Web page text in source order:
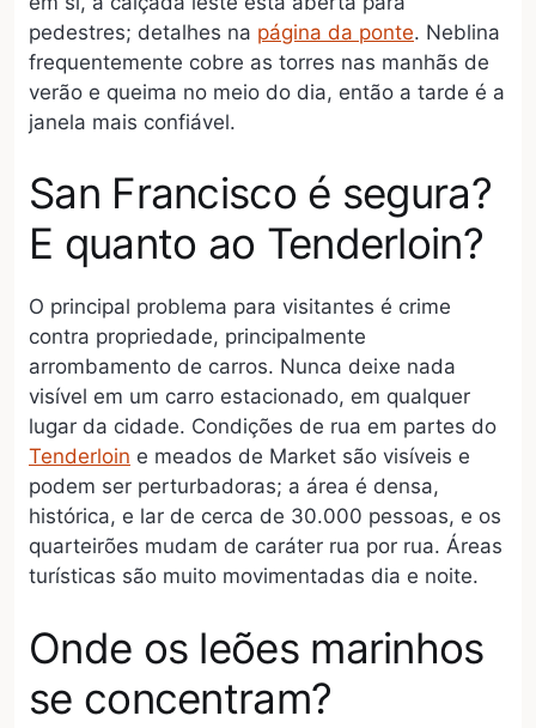
pedestres; detalhes na página da ponte. Neblina
frequentemente cobre as torres nas manhãs de
verão e queima no meio do dia, então a tarde é a
janela mais confiável.
San Francisco é segura?
E quanto ao Tenderloin?
O principal problema para visitantes é crime
contra propriedade, principalmente
arrombamento de carros. Nunca deixe nada
visível em um carro estacionado, em qualquer
lugar da cidade. Condições de rua em partes do
Tenderloin e meados de Market são visíveis e
podem ser perturbadoras; a área é densa,
histórica, e lar de cerca de 30.000 pessoas, e os
quarteirões mudam de caráter rua por rua. Áreas
turísticas são muito movimentadas dia e noite.
Onde os leões marinhos
se concentram?